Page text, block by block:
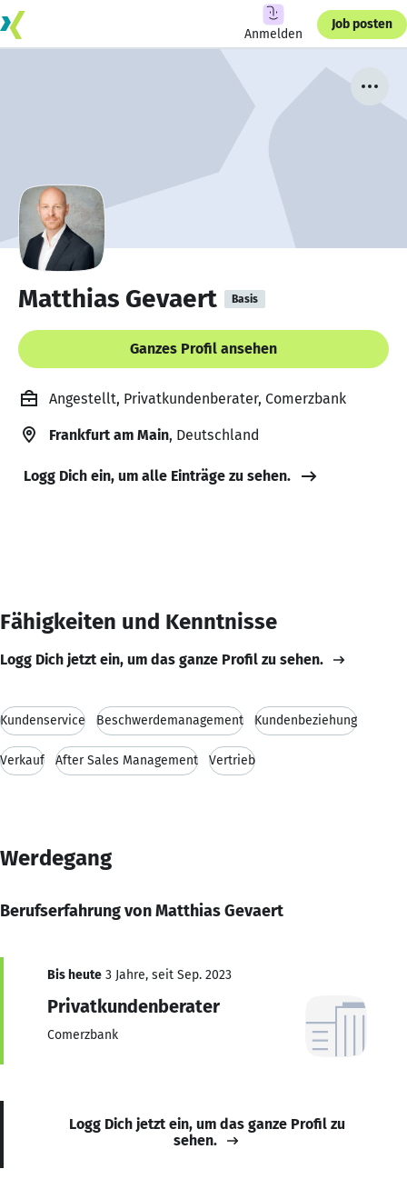
Anmelden
Job posten
Matthias Gevaert Basis
Ganzes Profil ansehen
Angestellt, Privatkundenberater, Comerzbank
Frankfurt am Main, Deutschland
Logg Dich ein, um alle Einträge zu sehen.
Fähigkeiten und Kenntnisse
Logg Dich jetzt ein, um das ganze Profil zu sehen.
Kundenservice Beschwerdemanagement Kundenbeziehung
Verkauf After Sales Management Vertrieb
Werdegang
Berufserfahrung von Matthias Gevaert
Bis heute 3 Jahre, seit Sep. 2023
Privatkundenberater
Comerzbank
Logg Dich jetzt ein, um das ganze Profil zu
sehen.